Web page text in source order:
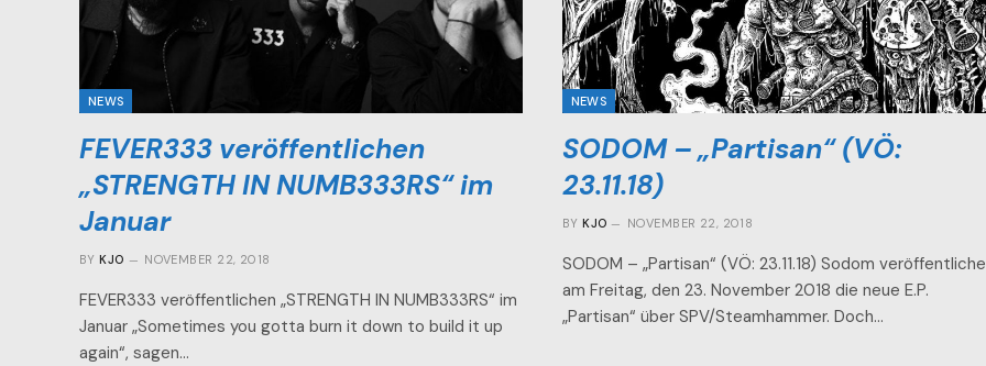
NEWS
FEVER333 veröffentlichen
„STRENGTH IN NUMB333RS“ im
Januar
BY KJO NOVEMBER 22, 2018
FEVER333 veröffentlichen „STRENGTH IN NUMB333RS“ im
Januar „Sometimes you gotta burn it down to build it up
again“, sagen…
NEWS
SODOM – „Partisan“ (VÖ:
23.11.18)
BY KJO NOVEMBER 22, 2018
SODOM – „Partisan“ (VÖ: 23.11.18) Sodom
am Freitag, den 23. November 2018 die neue E.P.
„Partisan“ über SPV/Steamhammer. Doch…